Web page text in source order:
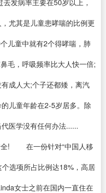
发病率主要在50岁以上，
尤其是儿童患哮喘的比例更
儿童中就有2个得哮喘，肺
毛，呼吸频率比大人快一倍;
成人大;个子还都矮，离汽
儿童年龄在2-5岁居多。除
代医学没有任何办法......
全! 在一份针对“中国人移
个选项所占比例达18%，高居
女士之前在国内一直住在